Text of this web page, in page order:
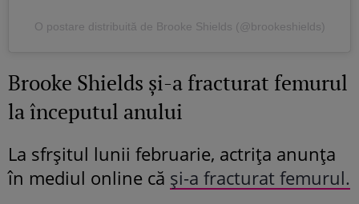
O postare distribuită de Brooke Shields (@brookeshields)
Brooke Shields și-a fracturat femurul
la începutul anului
La sfrșitul lunii februarie, actrița anunța
în mediul online că și-a fracturat femurul.